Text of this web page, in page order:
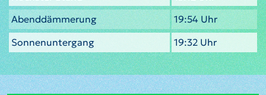
Abenddämmerung
19:54 Uhr
Sonnenuntergang
19:32 Uhr